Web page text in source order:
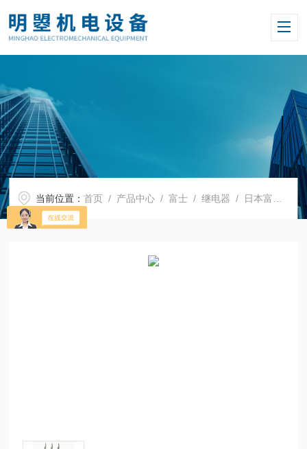
当前位置：首页 / 产品中心 /富士 /继电器 / 日本富士热过载继电器TR-0N/3 0.64-0.96A